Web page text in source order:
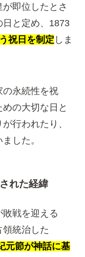
即位したとさ
と定め、1873
祝日を制定 しま
の永続性を祝
の大切な日と
行われたり、
した。
れた経緯
敗戦を迎える
領統治した
元節が神話に基